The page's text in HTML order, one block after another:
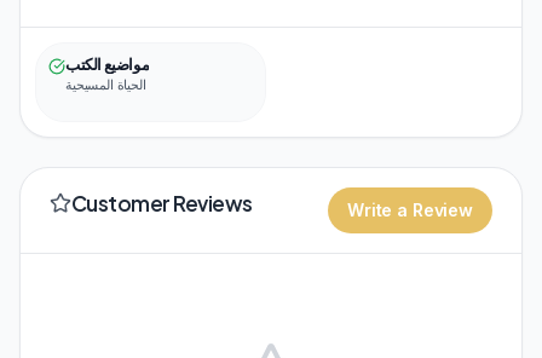
مواضيع الكتب
الحياة المسيحية
Customer Reviews Write a Review